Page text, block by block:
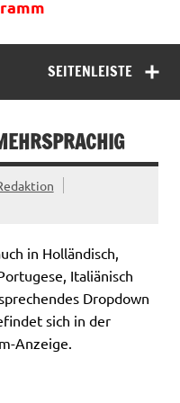
SEITENLEISTE
in Holländisch,
Italiänisch
Dropdown
sich in der
Anzeige.